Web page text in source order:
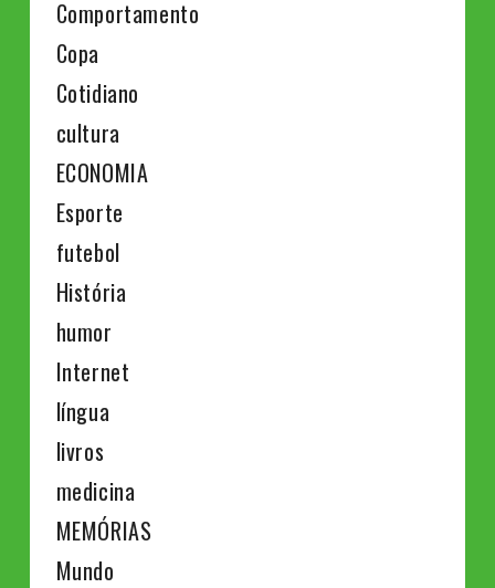
Comportamento
Copa
Cotidiano
cultura
ECONOMIA
Esporte
futebol
História
humor
Internet
língua
livros
medicina
MEMÓRIAS
Mundo